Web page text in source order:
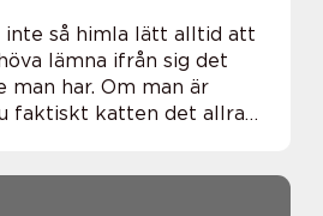
inte så himla lätt alltid att
lämna ifrån sig det
man har. Om man är
faktiskt katten det allra